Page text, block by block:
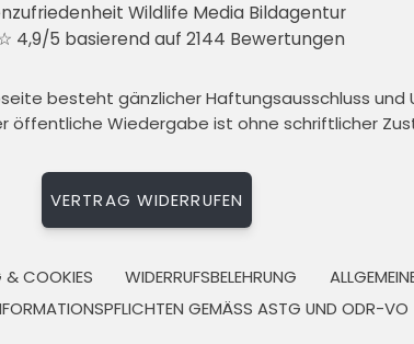
Wildlife Media Bildagentur
4,9/5 basierend auf 2144 Bewertungen
besteht gänzlicher Haftungsausschluss
öffentliche Wiedergabe ist ohne schriftlicher
VERTRAG WIDERRUFEN
& COOKIES WIDERRUFSBELEHRUNG
GEMÄSS ASTG UND ODR-VO